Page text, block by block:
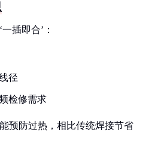
插即合’：
径
检修需求
预防过热，相比传统焊接节省